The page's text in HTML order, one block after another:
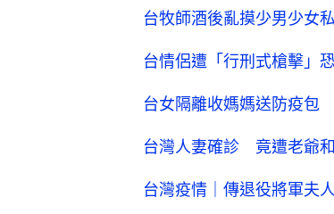
台牧師酒後亂摸少男少
台情侶遭「行刑式槍擊」
台女隔離收媽媽送防疫
台灣人妻確診 竟遭老爺
台灣疫情｜傳退役將軍夫